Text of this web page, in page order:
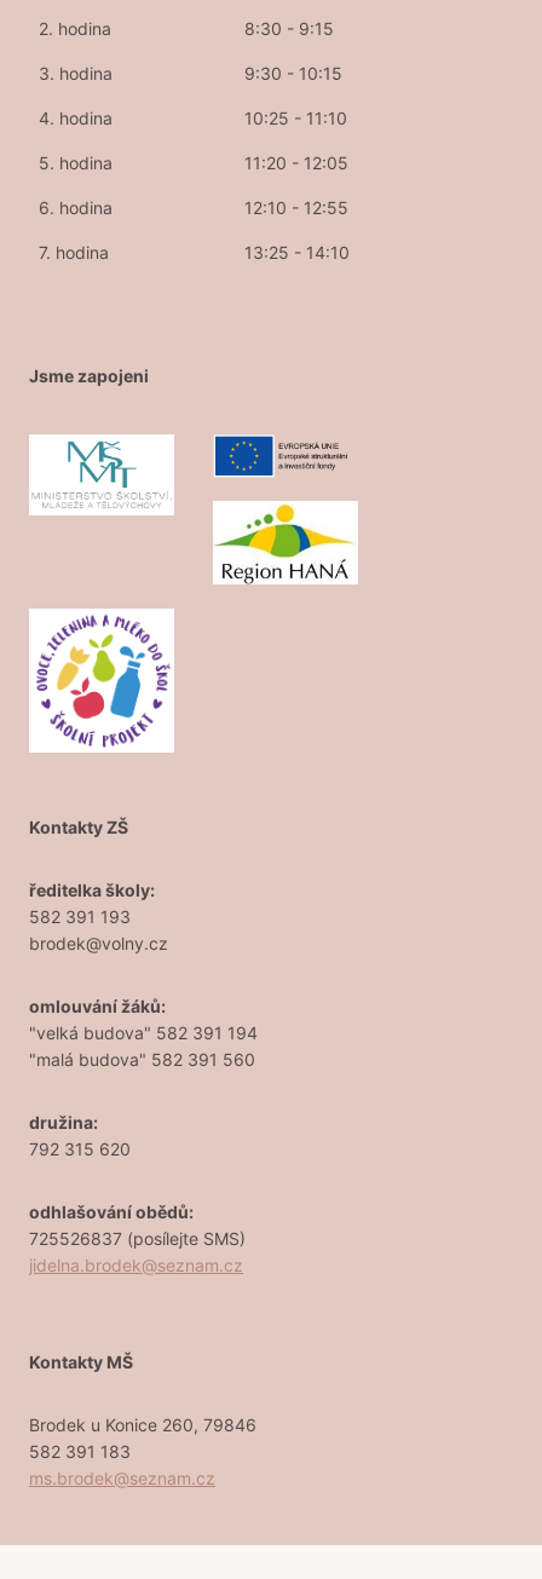
2. hodina 8:30 - 9:15
3. hodina 9:30 - 10:15
4. hodina 10:25 - 11:10
5. hodina 11:20 - 12:05
6. hodina 12:10 - 12:55
7. hodina 13:25 - 14:10
Jsme zapojeni
Kontakty ZŠ
ředitelka školy:
582 391 193
brodek@volny.cz
omlouvání žáků:
"velká budova" 582 391 194
"malá budova" 582 391 560
družina:
792 315 620
odhlašování obědů:
725526837 (posílejte SMS)
jidelna.brodek@seznam.cz
Kontakty MŠ
Brodek u Konice 260, 79846
582 391 183
ms.brodek@seznam.cz